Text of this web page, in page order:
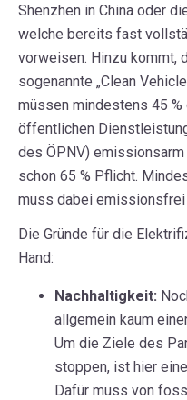
Shenzhen in China oder
welche bereits fast
vorweisen. Hinzu kommt,
sogenannte „Clean
müssen mindestens 45
öffentlichen
des ÖPNV)
schon 65 % Pflicht.
muss dabei emissionsfrei
Die Gründe für die
Hand:
Nachhaltigkeit:
allgemein kaum
Um die Ziele des
stoppen, ist hier
Dafür muss von